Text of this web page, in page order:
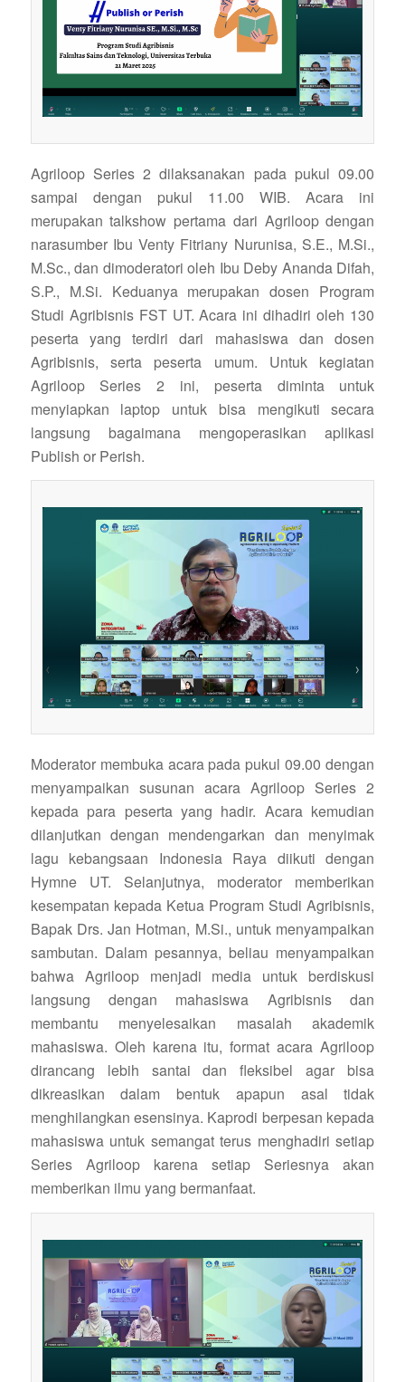
Agriloop Series 2 dilaksanakan pada pukul 09.00
sampai dengan pukul 11.00 WIB. Acara ini
merupakan talkshow pertama dari Agriloop dengan
narasumber Ibu Venty Fitriany Nurunisa, S.E., M.Si.,
M.Sc., dan dimoderatori oleh Ibu Deby Ananda Difah,
S.P., M.Si. Keduanya merupakan dosen Program
Studi Agribisnis FST UT. Acara ini dihadiri oleh 130
peserta yang terdiri dari mahasiswa dan dosen
Agribisnis, serta peserta umum. Untuk kegiatan
Agriloop Series 2 ini, peserta diminta untuk
menyiapkan laptop untuk bisa mengikuti secara
langsung bagaimana mengoperasikan aplikasi
Publish or Perish.
Moderator membuka acara pada pukul 09.00 dengan
menyampaikan susunan acara Agriloop Series 2
kepada para peserta yang hadir. Acara kemudian
dilanjutkan dengan mendengarkan dan menyimak
lagu kebangsaan Indonesia Raya diikuti dengan
Hymne UT. Selanjutnya, moderator memberikan
kesempatan kepada Ketua Program Studi Agribisnis,
Bapak Drs. Jan Hotman, M.Si., untuk menyampaikan
sambutan. Dalam pesannya, beliau menyampaikan
bahwa Agriloop menjadi media untuk berdiskusi
langsung dengan mahasiswa Agribisnis dan
membantu menyelesaikan masalah akademik
mahasiswa. Oleh karena itu, format acara Agriloop
dirancang lebih santai dan fleksibel agar bisa
dikreasikan dalam bentuk apapun asal tidak
menghilangkan esensinya. Kaprodi berpesan kepada
mahasiswa untuk semangat terus menghadiri setiap
Series Agriloop karena setiap Seriesnya akan
memberikan ilmu yang bermanfaat.